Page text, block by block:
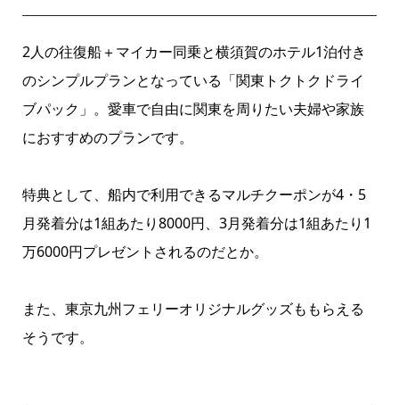
2人の往復船＋マイカー同乗と横須賀のホテル1泊付き
のシンプルプランとなっている「関東トクトクドライ
ブパック」。愛車で自由に関東を周りたい夫婦や家族
におすすめのプランです。
特典として、船内で利用できるマルチクーポンが4・5
月発着分は1組あたり8000円、3月発着分は1組あたり1
万6000円プレゼントされるのだとか。
また、東京九州フェリーオリジナルグッズももらえる
そうです。